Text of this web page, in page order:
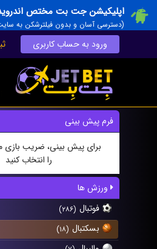
اپلیکیشن جت بت مختص
(دسترسی آسان و بدون فیلترشکن به
ورود به حساب کاربری
فرم پیش بینی
برای پیش بینی، ضریب بازی
را انتخاب کنید
ورزش ها
فوتبال (۲۸۶)
بسکتبال (۱۸)